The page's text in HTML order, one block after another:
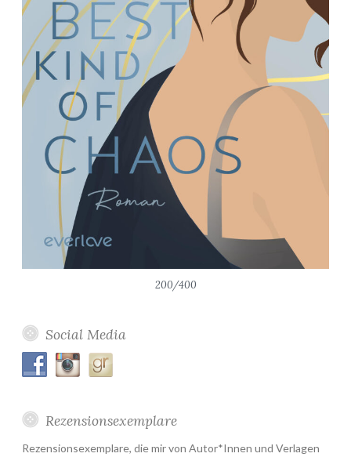
200/400
Social Media
Rezensionsexemplare
Rezensionsexemplare, die mir von Autor*Innen und Verlagen